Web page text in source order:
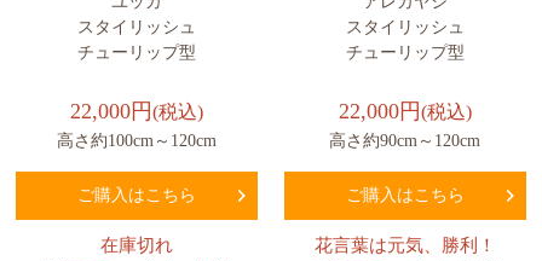
スタイリッシュ
チューリップ型
22,000円(税込)
高さ約100cm～120cm
ご購入はこちら
在庫切れ
スタイリッシュ
チューリップ型
22,000円(税込)
高さ約90cm～120cm
ご購入はこちら
花言葉は元気、勝利！